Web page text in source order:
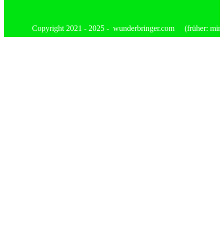
Copyright 2021 - 2025 - wunderbringer.com (früher: